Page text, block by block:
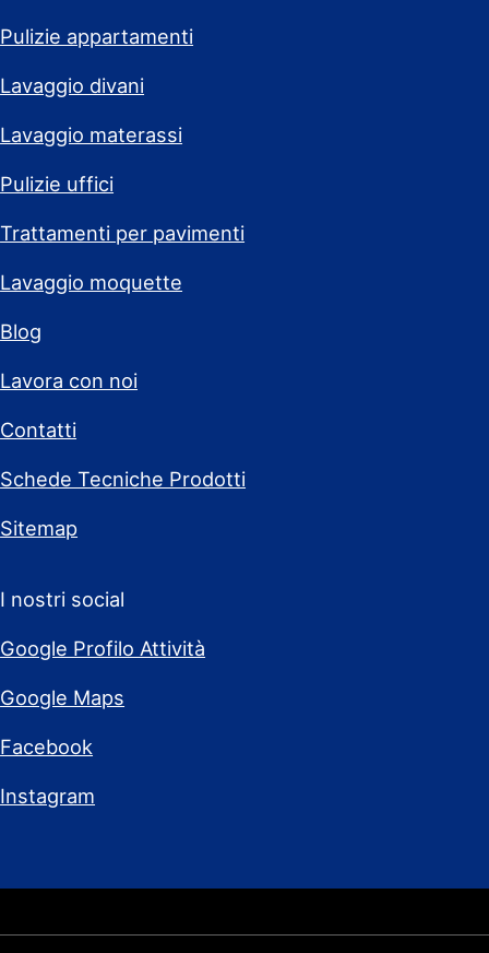
Pulizie appartamenti
Lavaggio divani
Lavaggio materassi
Pulizie uffici
Trattamenti per pavimenti
Lavaggio moquette
Blog
Lavora con noi
Contatti
Schede Tecniche Prodotti
Sitemap
I nostri social
Google Profilo Attività
Google Maps
Facebook
Instagram